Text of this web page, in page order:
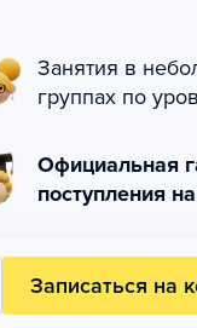
Занятия в
группах по
Официальная
поступления
Записаться на